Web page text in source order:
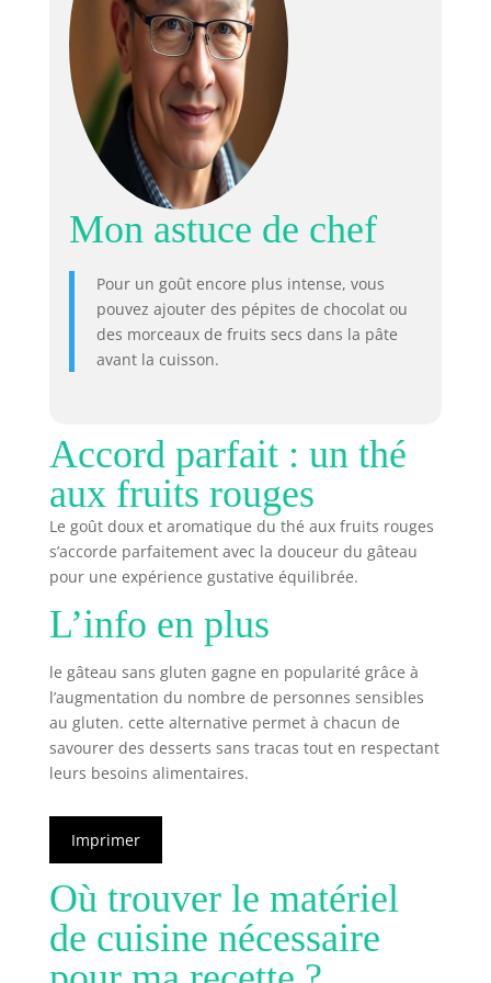
Mon astuce de chef
Pour un goût encore plus intense, vous
pouvez ajouter des pépites de chocolat ou
des morceaux de fruits secs dans la pâte
avant la cuisson.
Accord parfait : un thé
aux fruits rouges
Le goût doux et aromatique du thé aux fruits rouges
s’accorde parfaitement avec la douceur du gâteau
pour une expérience gustative équilibrée.
L’info en plus
le gâteau sans gluten gagne en popularité grâce à
l’augmentation du nombre de personnes sensibles
au gluten. cette alternative permet à chacun de
savourer des desserts sans tracas tout en respectant
leurs besoins alimentaires.
Imprimer
Où trouver le matériel
de cuisine nécessaire